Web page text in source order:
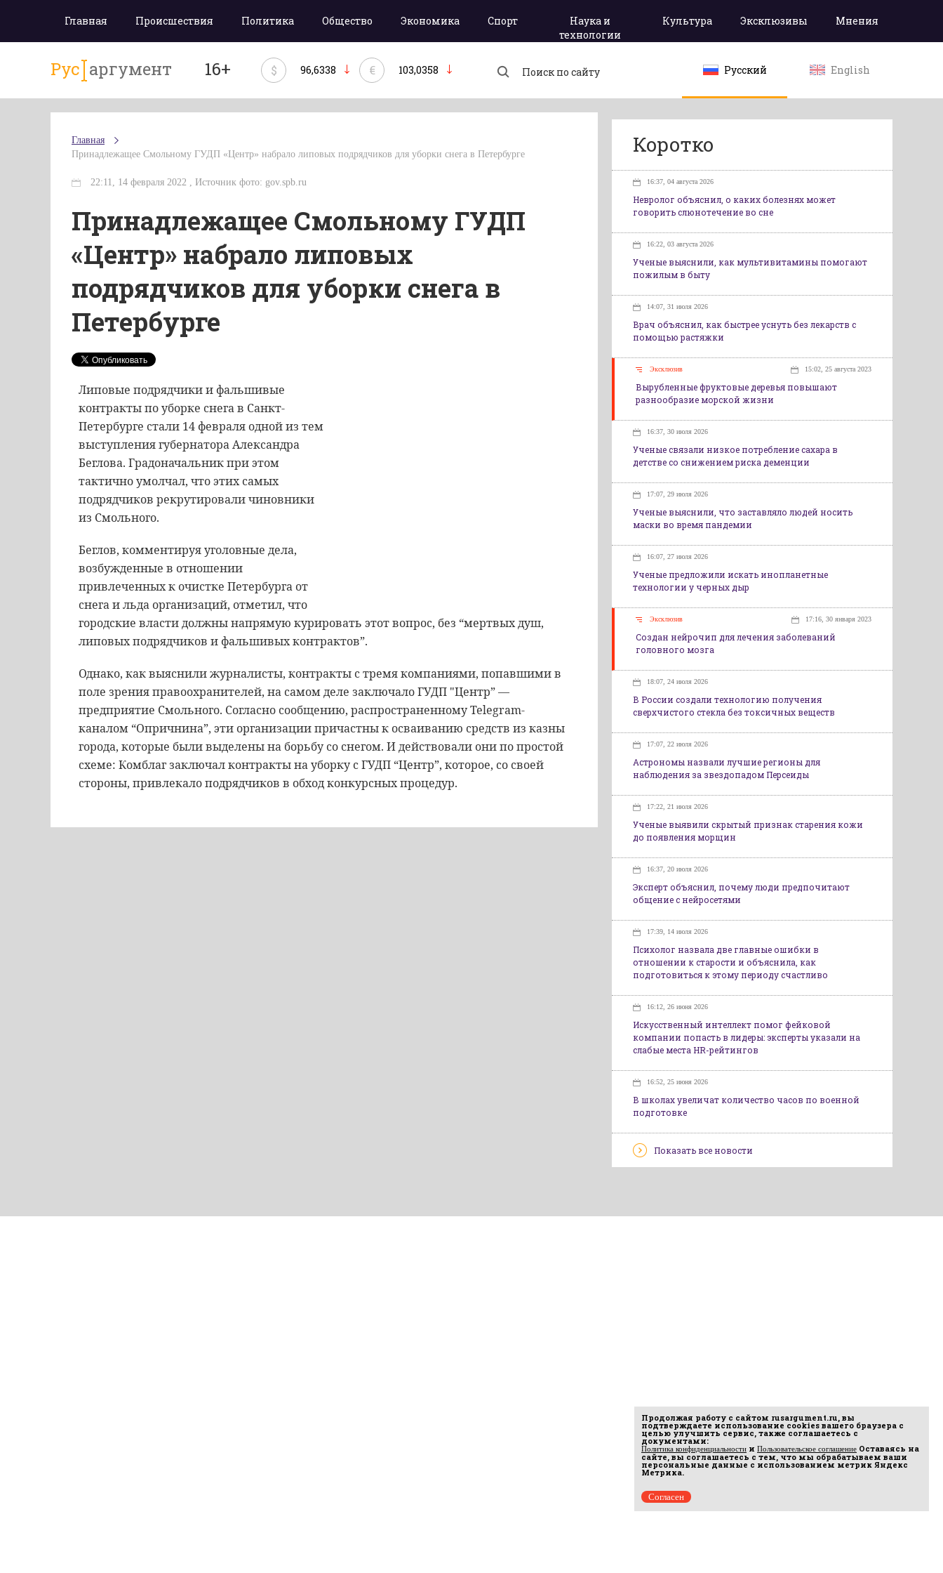
Главная Происшествия Политика Общество Экономика Спорт
Наука и
технологии
Культура Эксклюзивы Мнения
Рус аргумент 16+ $ 96,6338 € 103,0358 Русский English
Главная
Принадлежащее Смольному ГУДП «Центр» набрало липовых подрядчиков для уборки снега в Петербурге
22:11, 14 февраля 2022 , Источник фото: gov.spb.ru
Принадлежащее Смольному ГУДП
«Центр» набрало липовых
подрядчиков для уборки снега в
Петербурге
Липовые подрядчики и фальшивые
контракты по уборке снега в Санкт-
Петербурге стали 14 февраля одной из тем
выступления губернатора Александра
Беглова. Градоначальник при этом
тактично умолчал, что этих самых
подрядчиков рекрутировали чиновники
из Смольного.
Беглов, комментируя уголовные дела,
возбужденные в отношении
привлеченных к очистке Петербурга от
снега и льда организаций, отметил, что
городские власти должны напрямую курировать этот вопрос, без “мертвых душ,
липовых подрядчиков и фальшивых контрактов”.
Однако, как выяснили журналисты, контракты с тремя компаниями, попавшими в
поле зрения правоохранителей, на самом деле заключало ГУДП "Центр” —
предприятие Смольного. Согласно сообщению, распространенному Telegram-
каналом “Опричнина”, эти организации причастны к осваиванию средств из казны
города, которые были выделены на борьбу со снегом. И действовали они по простой
схеме: Комблаг заключал контракты на уборку с ГУДП “Центр”, которое, со своей
стороны, привлекало подрядчиков в обход конкурсных процедур.
Коротко
16:37, 04 августа 2026
Невролог объяснил, о каких болезнях может
говорить слюнотечение во сне
16:22, 03 августа 2026
Ученые выяснили, как мультивитамины помогают
пожилым в быту
14:07, 31 июля 2026
Врач объяснил, как быстрее уснуть без лекарств с
помощью растяжки
Эксклюзив 15:02, 25 августа 2023
Вырубленные фруктовые деревья повышают
разнообразие морской жизни
16:37, 30 июля 2026
Ученые связали низкое потребление сахара в
детстве со снижением риска деменции
17:07, 29 июля 2026
Ученые выяснили, что заставляло людей носить
маски во время пандемии
16:07, 27 июля 2026
Ученые предложили искать инопланетные
технологии у черных дыр
Эксклюзив 17:16, 30 января 2023
Создан нейрочип для лечения заболеваний
головного мозга
18:07, 24 июля 2026
В России создали технологию получения
сверхчистого стекла без токсичных веществ
17:07, 22 июля 2026
Астрономы назвали лучшие регионы для
наблюдения за звездопадом Персеиды
17:22, 21 июля 2026
Ученые выявили скрытый признак старения кожи
до появления морщин
16:37, 20 июля 2026
Эксперт объяснил, почему люди предпочитают
общение с нейросетями
17:39, 14 июля 2026
Психолог назвала две главные ошибки в
отношении к старости и объяснила, как
подготовиться к этому периоду счастливо
16:12, 26 июня 2026
Искусственный интеллект помог фейковой
компании попасть в лидеры: эксперты указали на
слабые места HR-рейтингов
16:52, 25 июня 2026
В школах увеличат количество часов по военной
подготовке
Показать все новости
Продолжая работу с сайтом rusargument.ru, вы
подтверждаете использование cookies вашего браузера с
целью улучшить сервис, также соглашаетесь с
документами:
Политика конфиденциальности и Пользовательское соглашение Оставаясь на
сайте, вы соглашаетесь с тем, что мы обрабатываем ваши
персональные данные с использованием метрик Яндекс
Метрика.
Согласен